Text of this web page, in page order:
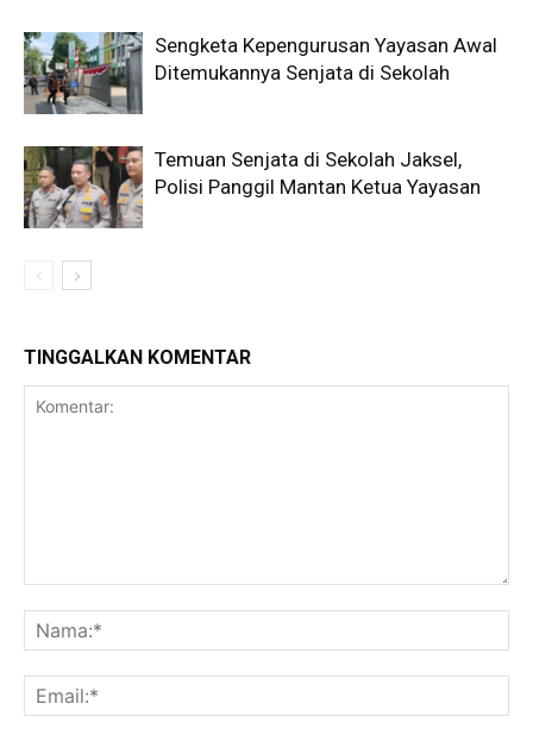
Sengketa Kepengurusan Yayasan Awal
Ditemukannya Senjata di Sekolah
Temuan Senjata di Sekolah Jaksel,
Polisi Panggil Mantan Ketua Yayasan
TINGGALKAN KOMENTAR